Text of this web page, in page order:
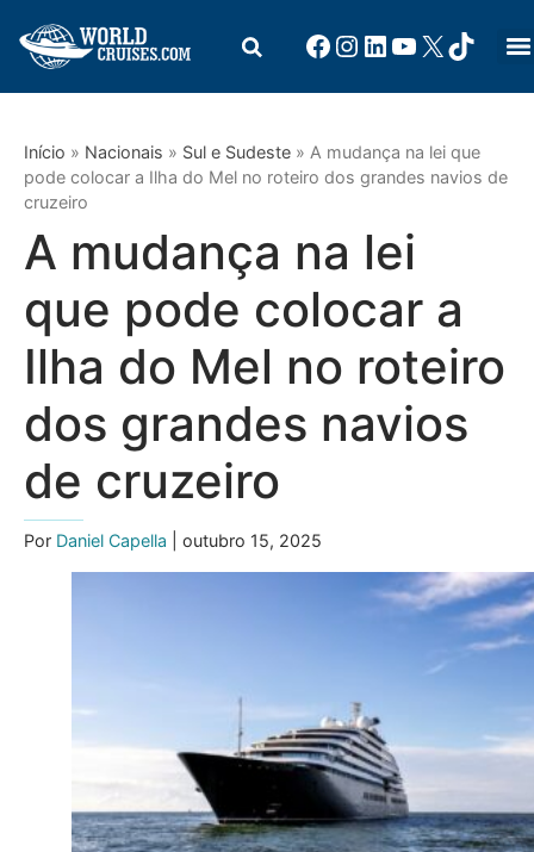
Início » Nacionais » Sul e Sudeste » A mudança na lei que
pode colocar a Ilha do Mel no roteiro dos grandes navios de
cruzeiro
A mudança na lei
que pode colocar a
Ilha do Mel no roteiro
dos grandes navios
de cruzeiro
Por Daniel Capella | outubro 15, 2025